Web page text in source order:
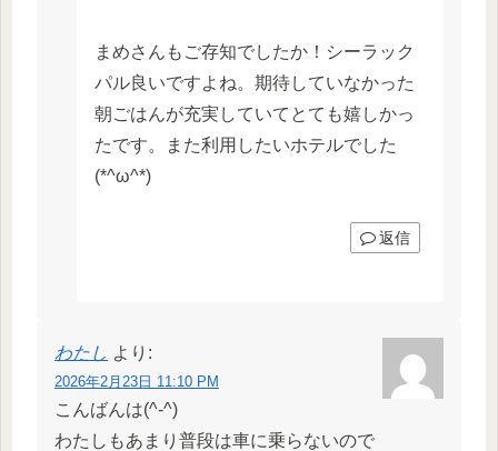
まめさんもご存知でしたか！シーラック
パル良いですよね。期待していなかった
朝ごはんが充実していてとても嬉しかっ
たです。また利用したいホテルでした
(*^ω^*)
返信
わたし より:
2026年2月23日 11:10 PM
こんばんは(^-^)
わたしもあまり普段は車に乗らないので